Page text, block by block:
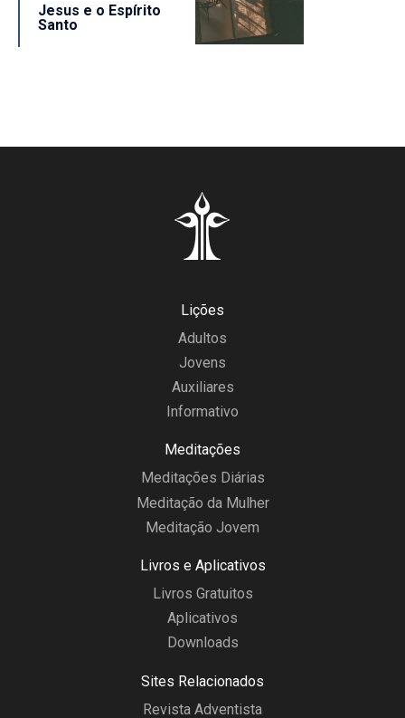
Jesus e o Espírito
Santo
Lições
Adultos
Jovens
Auxiliares
Informativo
Meditações
Meditações Diárias
Meditação da Mulher
Meditação Jovem
Livros e Aplicativos
Livros Gratuitos
Aplicativos
Downloads
Sites Relacionados
Revista Adventista